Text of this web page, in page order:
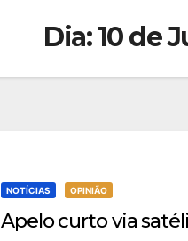
Dia:10 de
NOTÍCIAS OPINIÃO
Apelo curto via